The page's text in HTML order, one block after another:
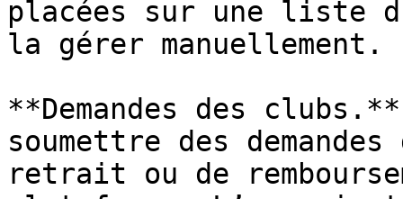
placées sur une liste
la gérer manuellement.
**Demandes des
soumettre des
retrait ou de